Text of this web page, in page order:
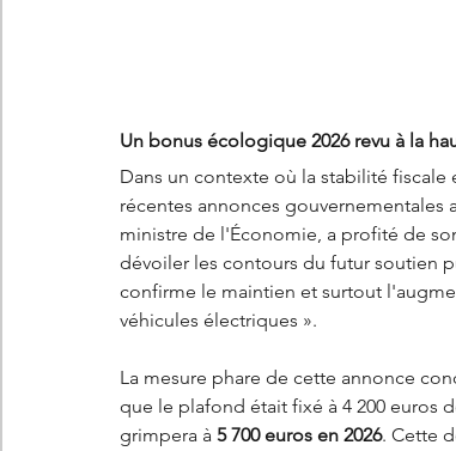
Un bonus écologique 2026 revu à la
Dans un contexte où la stabilité
récentes annonces
ministre de l'Économie, a profité de
dévoiler les contours du futur soutien
confirme le maintien et surtout
véhicules électriques ».
La mesure phare de cette annonce
que le plafond était fixé à 4 200 euros
grimpera à 5 700 euros en 2026. Cette